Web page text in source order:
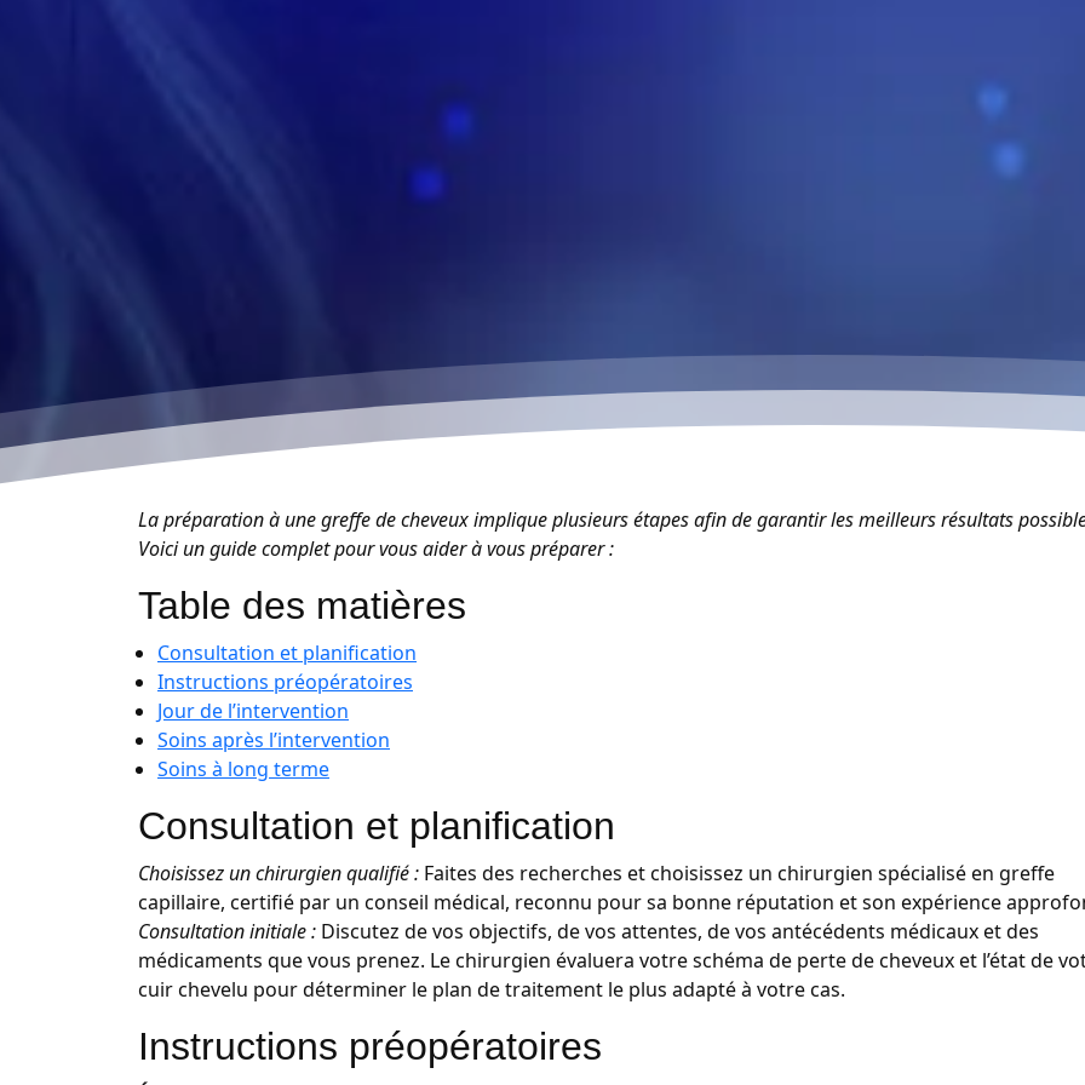
La préparation à une greffe de cheveux implique plusieurs étapes afin de garantir les meilleurs résultats
Voici un guide complet pour vous aider à vous préparer :
Table des matières
Consultation et planification
Instructions préopératoires
Jour de l’intervention
Soins après l’intervention
Soins à long terme
Consultation et planification
Choisissez un chirurgien qualifié : Faites des recherches et choisissez un chirurgien spécialisé en greffe
capillaire, certifié par un conseil médical, reconnu pour sa bonne réputation et son expérience
Consultation initiale : Discutez de vos objectifs, de vos attentes, de vos antécédents médicaux et des
médicaments que vous prenez. Le chirurgien évaluera votre schéma de perte de cheveux et l’état de
cuir chevelu pour déterminer le plan de traitement le plus adapté à votre cas.
Instructions préopératoires